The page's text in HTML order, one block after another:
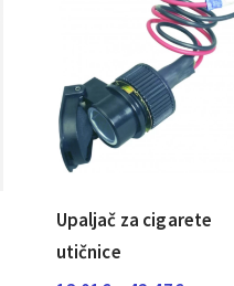
Upaljač za cigarete
utičnice